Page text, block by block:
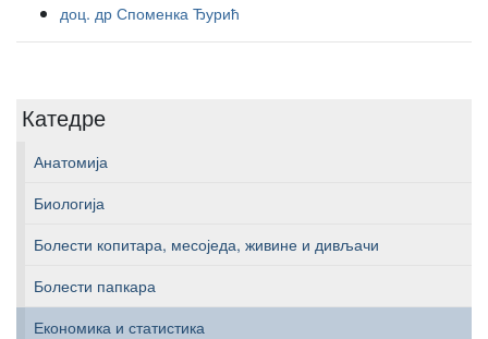
Катедре
Анатомија
Биологија
Болести копитара, месоједа, живине и дивљачи
Болести папкара
Економика и статистика
доц. др Споменка Ђурић